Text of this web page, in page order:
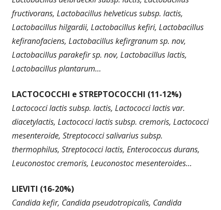
fructivorans, Lactobacillus helveticus subsp. lactis,
Lactobacillus hilgardii, Lactobacillus kefiri, Lactobacillus
kefiranofaciens, Lactobacillus kefirgranum sp. nov,
Lactobacillus parakefir sp. nov, Lactobacillus lactis,
Lactobacillus plantarum…
LACTOCOCCHI e STREPTOCOCCHI (11-12%)
Lactococci lactis subsp. lactis, Lactococci lactis var.
diacetylactis, Lactococci lactis subsp. cremoris, Lactococci
mesenteroide, Streptococci salivarius subsp.
thermophilus, Streptococci lactis, Enterococcus durans,
Leuconostoc cremoris, Leuconostoc mesenteroides…
LIEVITI (16-20%)
Candida kefir, Candida pseudotropicalis, Candida